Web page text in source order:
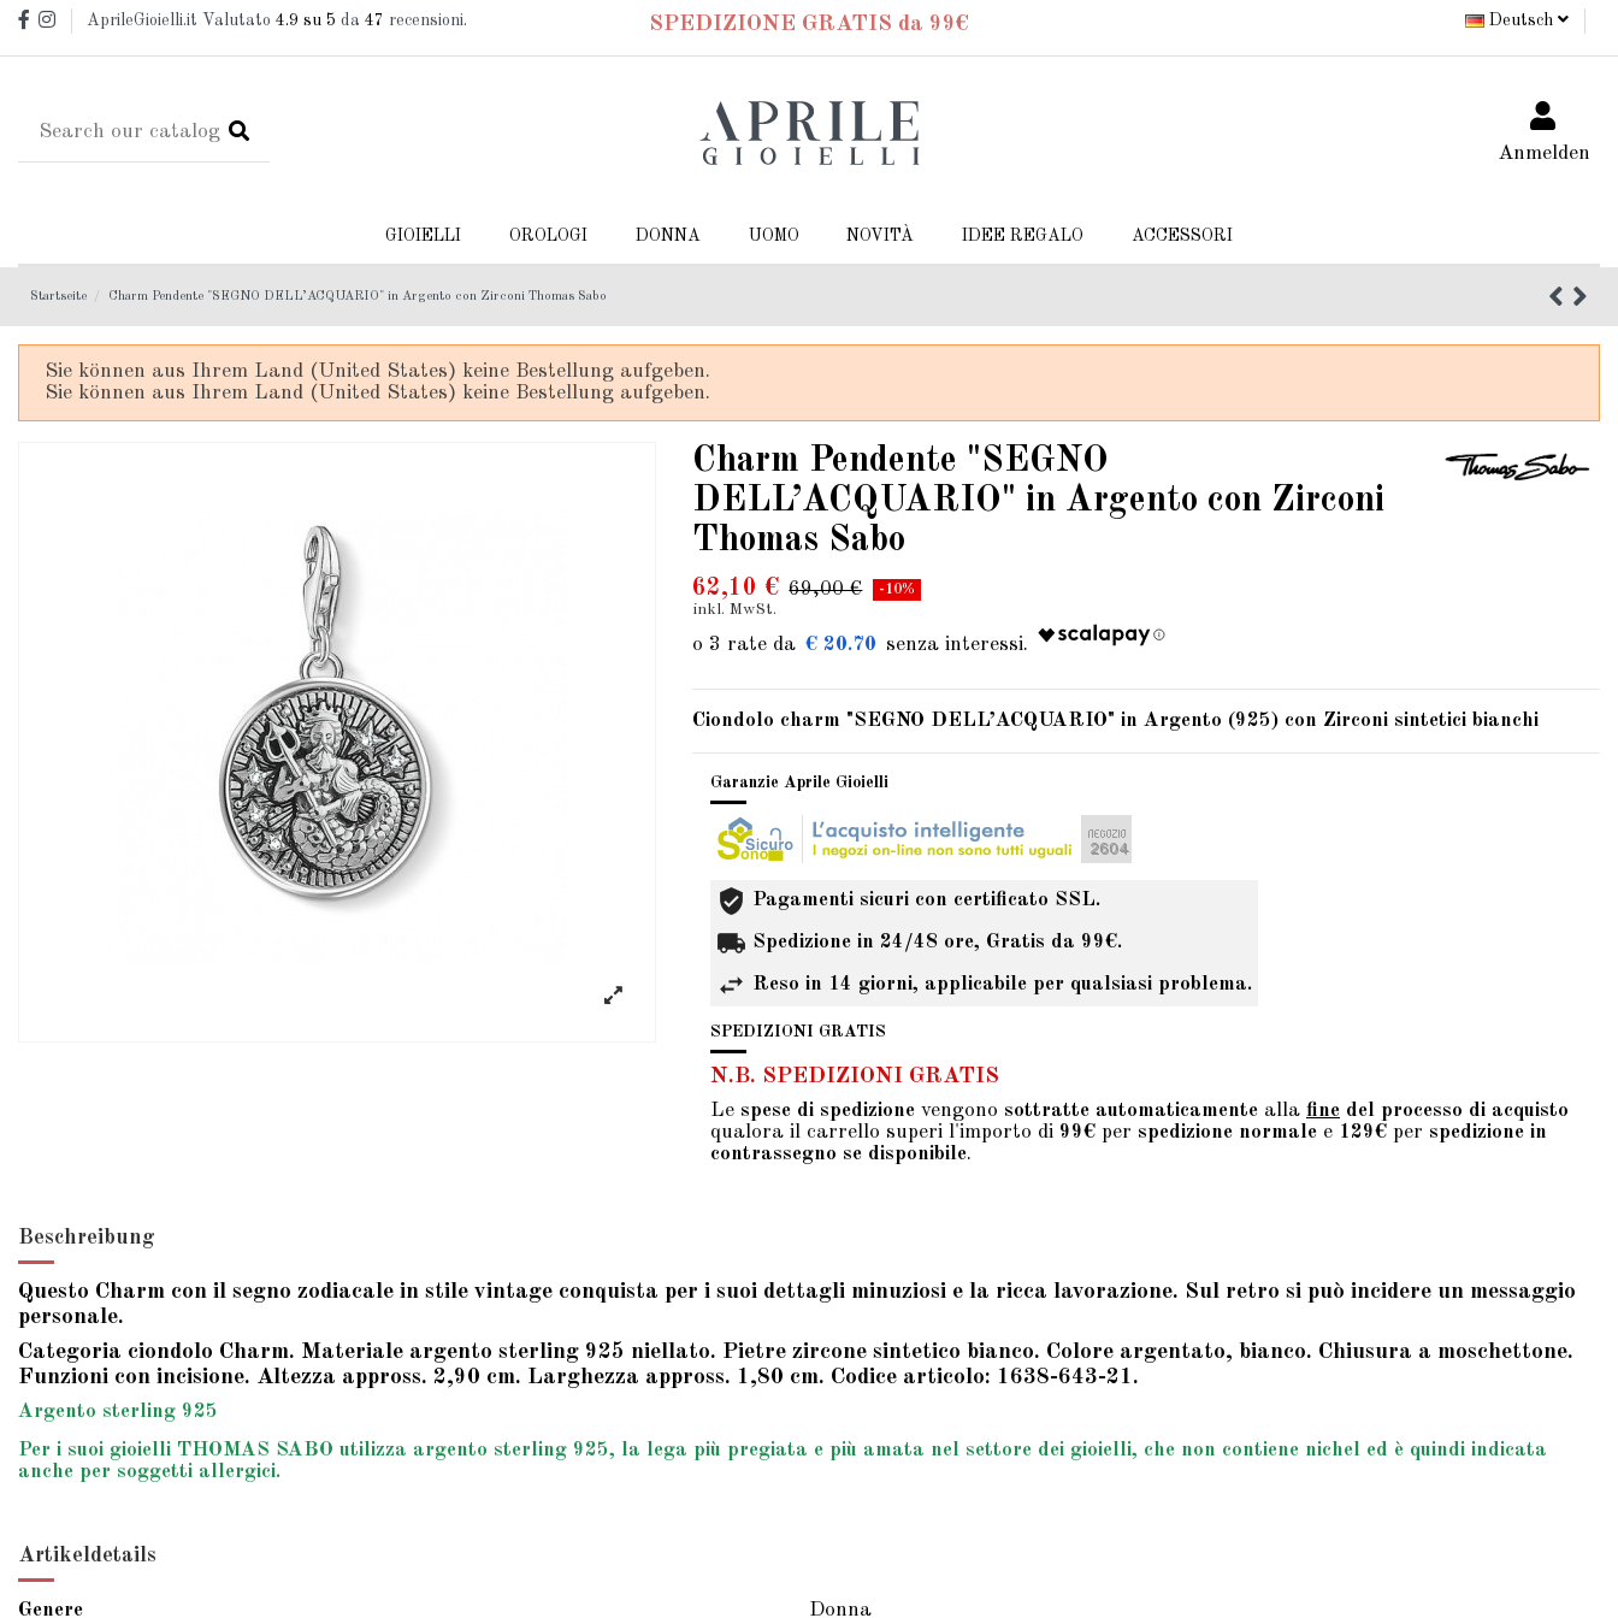
AprileGioielli.it Valutato4.9 su 5 da47 recensioni. SPEDIZIONE GRATIS da 99€ Deutsch
Anmelden
GIOIELLI OROLOGI DONNA UOMO NOVITÀ IDEE REGALO ACCESSORI
Startseite Charm Pendente "SEGNO DELL’ACQUARIO" in Argento con Zirconi Thomas Sabo
Sie können aus Ihrem Land (United States) keine Bestellung aufgeben.
Sie können aus Ihrem Land (United States) keine Bestellung aufgeben.
Charm Pendente "SEGNO
DELL’ACQUARIO" in Argento con Zirconi
Thomas Sabo
62,10 € 69,00 €
-10%
inkl. MwSt.
€ 20.70
Ciondolo charm "SEGNO DELL’ACQUARIO" in Argento (925) con Zirconi sintetici bianchi
Garanzie Aprile Gioielli
Pagamenti sicuri con certificato SSL.
Spedizione in 24/48 ore, Gratis da 99€.
Reso in 14 giorni, applicabile per qualsiasi problema.
SPEDIZIONI GRATIS
N.B. SPEDIZIONI GRATIS
Le spese di spedizione vengono sottratte automaticamente alla fine del processo di acquisto
qualora il carrello superi l'importo di 99€ per spedizione normale e 129€ per spedizione in
contrassegno se disponibile.
Beschreibung
Questo Charm con il segno zodiacale in stile vintage conquista per i suoi dettagli minuziosi e la ricca lavorazione. Sul retro si può incidere un messaggio
personale.
Categoria ciondolo Charm. Materiale argento sterling 925 niellato. Pietre zircone sintetico bianco. Colore argentato, bianco. Chiusura a moschettone.
Funzioni con incisione. Altezza appross. 2,90 cm. Larghezza appross. 1,80 cm. Codice articolo: 1638-643-21.
Argento sterling 925
Per i suoi gioielli THOMAS SABO utilizza argento sterling 925, la lega più pregiata e più amata nel settore dei gioielli, che non contiene nichel ed è quindi indicata
anche per soggetti allergici.
Artikeldetails
Genere Donna